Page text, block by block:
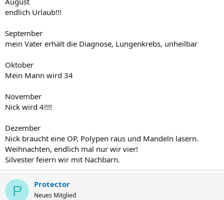
endlich Urlaub!!!
September
mein Vater erhält die Diagnose, Lungenkrebs, unheilbar
Oktober
Mein Mann wird 34
November
Nick wird 4!!!!
Dezember
Nick braucht eine OP, Polypen raus und Mandeln lasern.
Weihnachten, endlich mal nur wir vier!
Silvester feiern wir mit Nachbarn.
P Protector
Neues Mitglied